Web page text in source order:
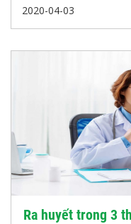
2020-04-03
Ra huyết trong 3